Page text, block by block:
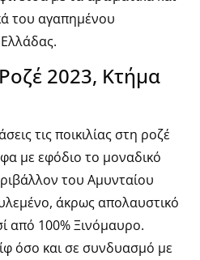
του αγαπημένου
2023, Κτήμα
τις ποικιλίας στη ροζέ
με εφόδιο το μοναδικό
του Αμυνταίου
άκρως απολαυστικό
από 100% Ξινόμαυρο.
όσο και σε συνδυασμό με